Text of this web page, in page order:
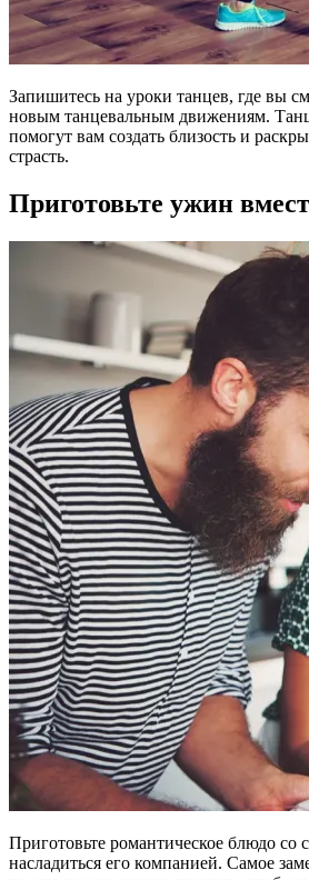
Запишитесь на уроки танцев, где вы
новым танцевальным движениям.
помогут вам создать близость и
страсть.
Приготовьте ужин
Приготовьте романтическое блюдо со
насладиться его компанией. Самое